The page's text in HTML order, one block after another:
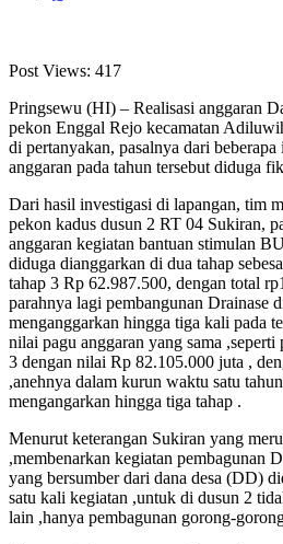
Post Views: 417
Pringsewu (HI) – Realisasi anggaran
pekon Enggal Rejo kecamatan
di pertanyakan, pasalnya dari
anggaran pada tahun tersebut diduga
Dari hasil investigasi di lapangan, tim
pekon kadus dusun 2 RT 04 Sukiran,
anggaran kegiatan bantuan stimulan
diduga dianggarkan di dua tahap
tahap 3 Rp 62.987.500, dengan total
parahnya lagi pembangunan Drainase
menganggarkan hingga tiga kali pada
nilai pagu anggaran yang sama ,seperti
3 dengan nilai Rp 82.105.000 juta ,
,anehnya dalam kurun waktu satu
mengangarkan hingga tiga tahap .
Menurut keterangan Sukiran yang
,membenarkan kegiatan pembagunan
yang bersumber dari dana desa (DD)
satu kali kegiatan ,untuk di dusun 2
lain ,hanya pembagunan gorong-